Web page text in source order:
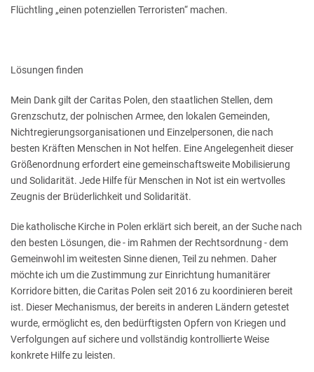
Flüchtling „einen potenziellen Terroristen“ machen.
Lösungen finden
Mein Dank gilt der Caritas Polen, den staatlichen Stellen, dem
Grenzschutz, der polnischen Armee, den lokalen Gemeinden,
Nichtregierungsorganisationen und Einzelpersonen, die nach
besten Kräften Menschen in Not helfen. Eine Angelegenheit dieser
Größenordnung erfordert eine gemeinschaftsweite Mobilisierung
und Solidarität. Jede Hilfe für Menschen in Not ist ein wertvolles
Zeugnis der Brüderlichkeit und Solidarität.
Die katholische Kirche in Polen erklärt sich bereit, an der Suche nach
den besten Lösungen, die - im Rahmen der Rechtsordnung - dem
Gemeinwohl im weitesten Sinne dienen, Teil zu nehmen. Daher
möchte ich um die Zustimmung zur Einrichtung humanitärer
Korridore bitten, die Caritas Polen seit 2016 zu koordinieren bereit
ist. Dieser Mechanismus, der bereits in anderen Ländern getestet
wurde, ermöglicht es, den bedürftigsten Opfern von Kriegen und
Verfolgungen auf sichere und vollständig kontrollierte Weise
konkrete Hilfe zu leisten.